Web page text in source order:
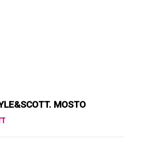
MOSTO